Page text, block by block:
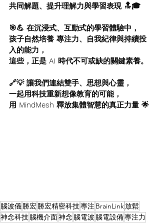
共同解題、提升理解力與學習表現 🔝🎓
🎯💪 在沉浸式、互動式的學習體驗中，
孩子自然培養 專注力、自我紀律與持續投
入的能力，
這些，正是 AI 時代不可或缺的關鍵素養。
🔗💡 讓我們連結雙手、思想與心靈，
一起用科技重新想像教育的可能，
用 MindMesh 釋放集體智慧的真正力量 🌟
腦波儀勝宏勝宏精密科技專注 BrainLink放鬆
神念科技腦機介面神念腦電波 腦電設備專注力